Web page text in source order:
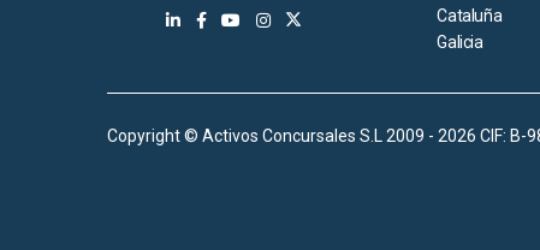
Cataluña
Galicia
Copyright © Activos Concursales S.L 2009 - 2026 CIF: B-